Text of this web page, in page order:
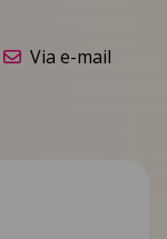
Via e-mail